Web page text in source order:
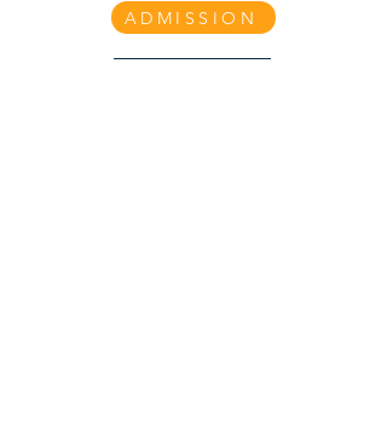
ADMISSION